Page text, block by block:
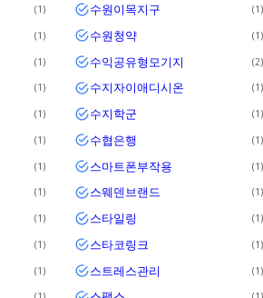
1 수원이목지구 1
1 수원청약 1
1 수익공유형모기지 2
1 수지자이애디시온 1
1 수지학군 1
1 수협은행 1
1 스마트폰부작용 1
1 스웨덴브랜드 1
1 스타일링 1
1 스타코링크 1
1 스트레스관리 1